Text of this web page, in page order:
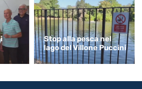
Stop alla pesca nel
lago del Villone Puccini